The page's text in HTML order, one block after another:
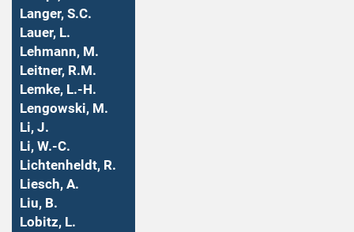
Langer, S.C.
Lauer, L.
Lehmann, M.
Leitner, R.M.
Lemke, L.-H.
Lengowski, M.
Li, J.
Li, W.-C.
Lichtenheldt, R.
Liesch, A.
Liu, B.
Lobitz, L.